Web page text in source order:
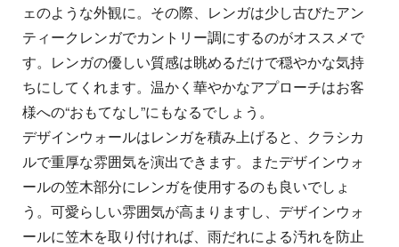
ェのような外観に。その際、レンガは少し古びたアン
ティークレンガでカントリー調にするのがオススメで
す。レンガの優しい質感は眺めるだけで穏やかな気持
ちにしてくれます。温かく華やかなアプローチはお客
様への“おもてなし”にもなるでしょう。
デザインウォールはレンガを積み上げると、クラシカ
ルで重厚な雰囲気を演出できます。またデザインウォ
ールの笠木部分にレンガを使用するのも良いでしょ
う。可愛らしい雰囲気が高まりますし、デザインウォ
ールに笠木を取り付ければ、雨だれによる汚れを防止